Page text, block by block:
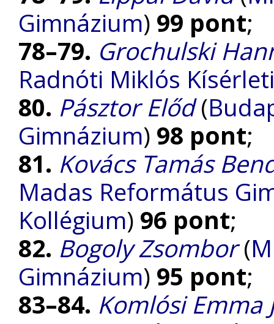
Gimnázium) 99 pont;
78–79. Grochulski
Radnóti Miklós
80. Pásztor Előd(
Gimnázium) 98 pont;
81. Kovács Tamás
Madas Református
Kollégium) 96 pont;
82. Bogoly Zsombor(
Gimnázium) 95 pont;
83–84. Komlósi Emma